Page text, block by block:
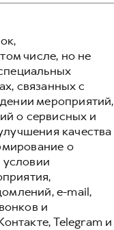
числе, но не
связанных с
мероприятий,
о сервисных и
качества
о
e-mail,
и
Telegram и